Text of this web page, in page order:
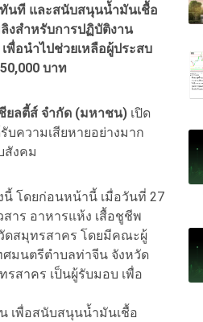
นที และสนับสนุนน้ำมันเชื้อ
งสำหรับการปฏิบัติงาน
พื่อนำไปช่วยเหลือผู้ประสบ
บาท
ยลตี้ส์ จำกัด (มหาชน) เปิด
ความเสียหายอย่างมาก
สังคม
นี้ โดยก่อนหน้านี้ เมื่อวันที่ 27
าร อาหารแห้ง เสื้อชูชีพ
ดสมุทรสาคร โดยมีคณะผู้
ศมนตรีตำบลท่าจีน จังหวัด
สาคร เป็นผู้รับมอบ เพื่อ
เพื่อสนับสนุนน้ำมันเชื้อ